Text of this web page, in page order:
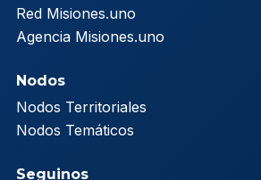
Red Misiones.uno
Agencia Misiones.uno
Nodos
Nodos Territoriales
Nodos Temáticos
Seguinos